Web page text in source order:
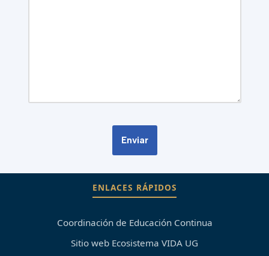
ENLACES RÁPIDOS
Coordinación de Educación Continua
Sitio web Ecosistema VIDA UG